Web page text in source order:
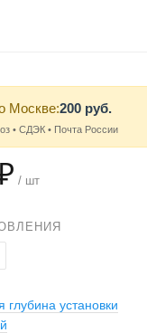
Москве:200 руб.
• СДЭК • Почта России
/ шт
установки